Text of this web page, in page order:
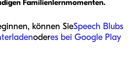
Familienlernmomenten.
können SieSpeech Blubs
oderes bei Google Play